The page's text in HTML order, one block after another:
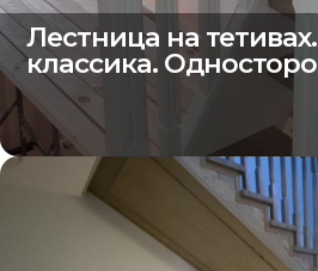
Лестница на
классика.